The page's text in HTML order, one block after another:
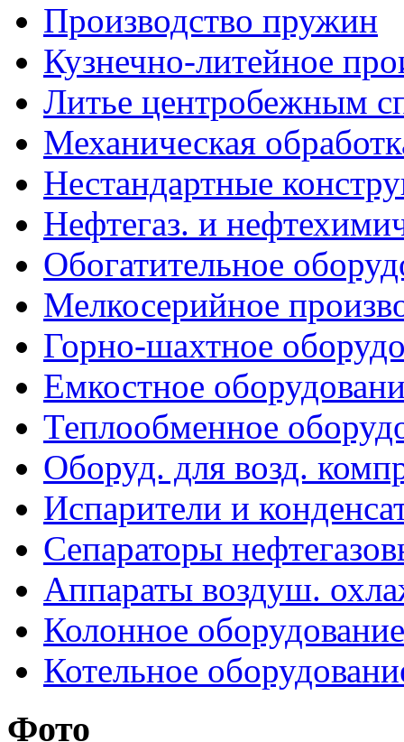
Производство пружин
Кузнечно-литейное
Литье центробежным
Механическая
Нестандартные
Нефтегаз. и
Обогатительное
Мелкосерийное
Горно-шахтное
Емкостное
Теплообменное
Оборуд. для возд.
Испарители и
Сепараторы
Аппараты воздуш.
Колонное оборудование
Котельное
Фото